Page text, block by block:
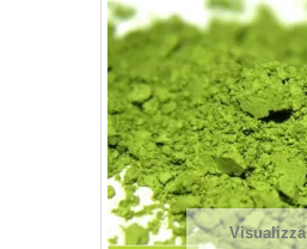
Visualizza